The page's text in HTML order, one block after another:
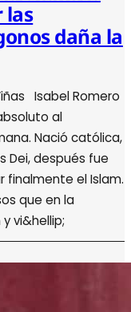
las
daña la
Isabel Romero
al
Nació católica,
Dei, después fue
finalmente el Islam.
que en la
vi&hellip;